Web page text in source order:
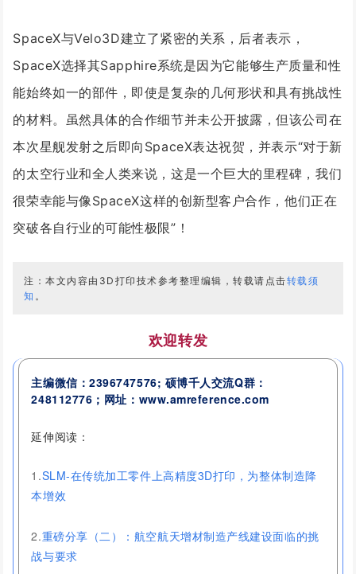
SpaceX与Velo3D建立了紧密的关系，后者表示，
SpaceX选择其Sapphire系统是因为它能够生产质量和性
能始终如一的部件，即使是复杂的几何形状和具有挑战性
的材料。虽然具体的合作细节并未公开披露，但该公司在
本次星舰发射之后即向SpaceX表达祝贺，并表示“对于新
的太空行业和全人类来说，这是一个巨大的里程碑，我们
很荣幸能与像SpaceX这样的创新型客户合作，他们正在
突破各自行业的可能性极限”！
注：本文内容由3D打印技术参考整理编辑，转载请点击转载须
知 。
欢迎转发
主编微信：2396747576; 硕博千人交流Q群：
248112776 ；网址：www.amreference.com
延伸阅读：
1.SLM-在传统加工零件上高精度3D打印，为整体制造降
本增效
2.重磅分享（二）：航空航天增材制造产线建设面临的挑
战与要求